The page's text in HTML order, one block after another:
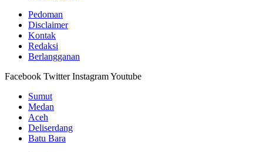
Pedoman
Disclaimer
Kontak
Redaksi
Berlangganan
Facebook Twitter InstagramYoutube
Sumut
Medan
Aceh
Deliserdang
Batu Bara